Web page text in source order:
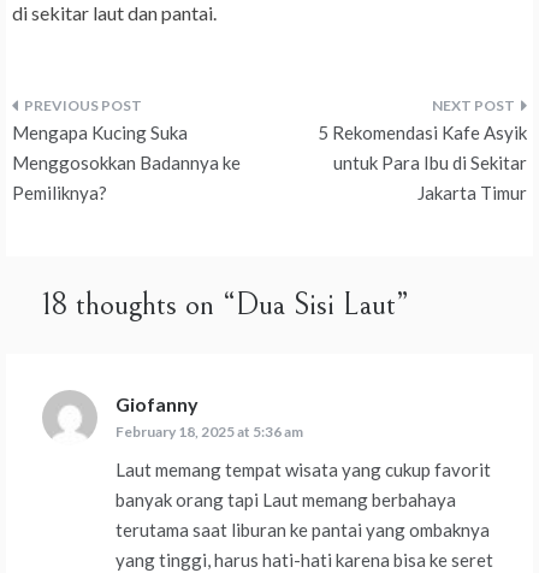
di sekitar laut dan pantai.
Post
navigation
Mengapa Kucing Suka
Menggosokkan Badannya ke
Pemiliknya?
5 Rekomendasi Kafe Asyik
untuk Para Ibu di Sekitar
Jakarta Timur
18 thoughts on “Dua Sisi Laut”
Giofanny
February 18, 2025 at 5:36 am
Laut memang tempat wisata yang cukup favorit
banyak orang tapi Laut memang berbahaya
terutama saat liburan ke pantai yang ombaknya
yang tinggi, harus hati-hati karena bisa ke seret